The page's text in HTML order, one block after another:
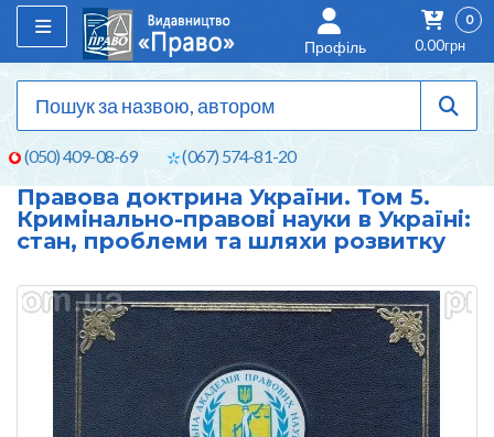
(050) 409-08-69 (067) 574-81-20
Профіль
0
0.00грн
Правова доктрина України. Том 5.
Кримінально-правові науки в Україні:
стан, проблеми та шляхи розвитку